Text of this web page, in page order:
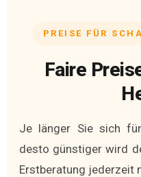
PREISE FÜR
Faire
Je länger Sie sich
desto günstiger wird
Erstberatung jederzeit